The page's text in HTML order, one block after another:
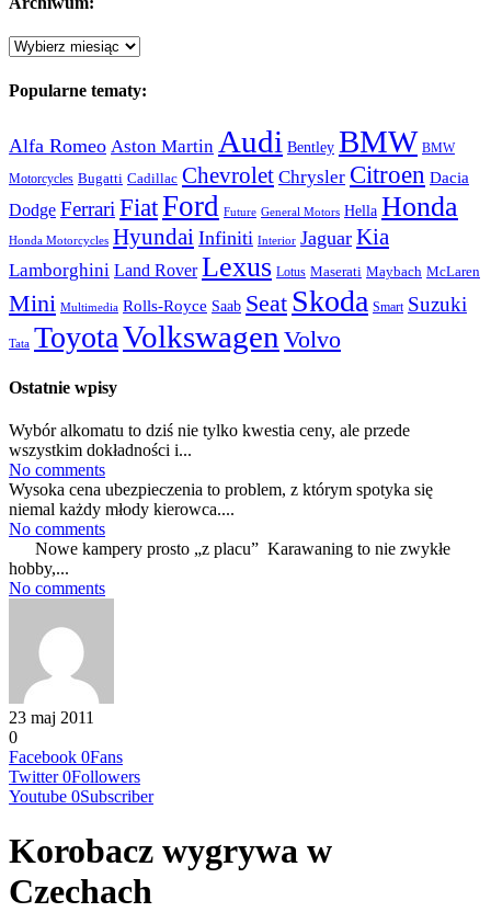
Archiwum:
Popularne tematy:
Alfa Romeo Aston Martin Audi Bentley BMW BMW
Motorcycles Bugatti Cadillac Chevrolet Chrysler Citroen Dacia
Dodge Ferrari FiatFord Future General Motors Hella Honda
Honda Motorcycles Hyundai Infiniti Interior Jaguar Kia
Lamborghini Land Rover Lexus Lotus Maserati Maybach McLaren
Mini Multimedia Rolls-Royce Saab Seat Skoda Smart Suzuki
Tata ToyotaVolkswagen Volvo
Ostatnie wpisy
Wybór alkomatu to dziś nie tylko kwestia ceny, ale przede
wszystkim dokładności i...
No comments
Wysoka cena ubezpieczenia to problem, z którym spotyka się
niemal każdy młody kierowca....
No comments
Nowe kampery prosto „z placu” Karawaning to nie zwykłe
hobby,...
No comments
23 maj 2011
0
Facebook 0Fans
Twitter 0Followers
Youtube 0Subscriber
Korobacz wygrywa w
Czechach